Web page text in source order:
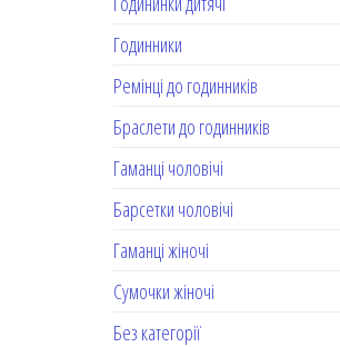
Годинники
Ремінці до годинників
Браслети до годинників
Гаманці чоловічі
Барсетки чоловічі
Гаманці жіночі
Сумочки жіночі
Без категорії